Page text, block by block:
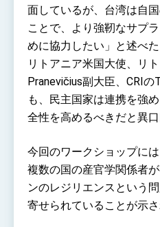
面しているが、台湾は自
ことで、より強靭なサプ
めに協力したい」と述べ
リトアニア米国大使、リ
Pranevičius副大臣、CRIの
も、民主国家は連携を強
全性を高めるべきだと異口
今回のワークショップに
複数の国の産官学関係者
ンのレジリエンスという
寄せられていることが示さ